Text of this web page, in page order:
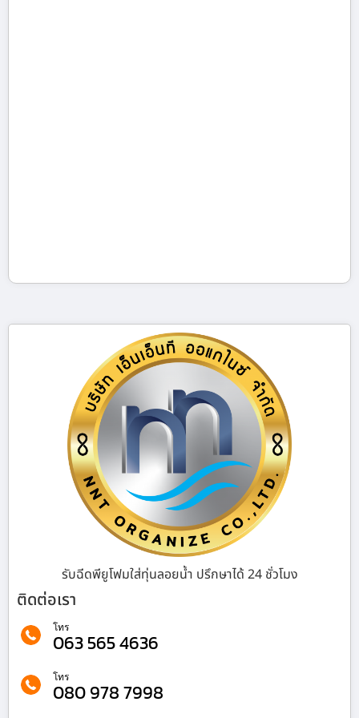
รับฉีดพียูโฟมใส่ทุ่นลอยน้ำ ปรึกษาได้ 24 ชั่วโมง
ติดต่อเรา
โทร
063 565 4636
โทร
080 978 7998